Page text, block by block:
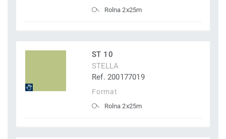
Rolna 2x25m
ST 10
STELLA
Ref. 200177019
Format
Rolna 2x25m